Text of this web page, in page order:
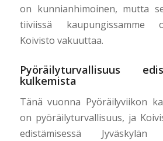
on kunnianhimoinen, mutta
tiiviissä kaupungissamme
Koivisto vakuuttaa.
Pyöräilyturvallisuus
kulkemista
Tänä vuonna Pyöräilyviikon
on pyöräilyturvallisuus, ja
edistämisessä